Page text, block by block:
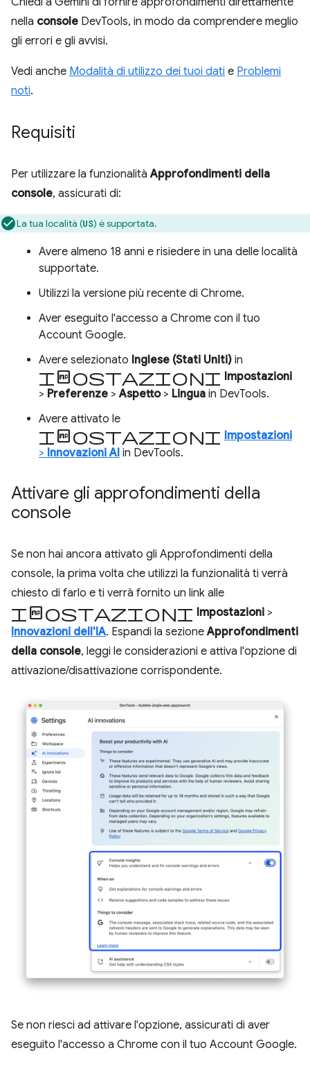
nella console DevTools, in modo da comprendere meglio
gli errori e gli avvisi.
Vedi anche Modalità di utilizzo dei tuoi dati e Problemi
noti.
Requisiti
Per utilizzare la funzionalitàApprofondimenti della
console, assicurati di:
La tua località (US) è supportata.
Avere almeno 18 anni e risiedere in una delle località
supportate.
Utilizzi la versione più recente di Chrome.
Aver eseguito l'accesso a Chrome con il tuo
Account Google.
Avere selezionato Inglese (Stati Uniti) in
Impostazioni Impostazioni
> Preferenze >Aspetto> Lingua in DevTools.
Avere attivato le
impostazioni Impostazioni
> Innovazioni AI in DevTools.
Attivare gli approfondimenti della
console
Se non hai ancora attivato gli Approfondimenti della
console, la prima volta che utilizzi la funzionalità ti verrà
chiesto di farlo e ti verrà fornito un link alle
impostazioni Impostazioni >
Innovazioni dell'IA. Espandi la sezioneApprofondimenti
della console, leggi le considerazioni e attiva l'opzione di
attivazione/disattivazione corrispondente.
Se non riesci ad attivare l'opzione, assicurati di aver
eseguito l'accesso a Chrome con il tuo Account Google.